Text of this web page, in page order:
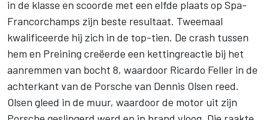
in de klasse en scoorde met een elfde plaats op Spa-
Francorchamps zijn beste resultaat. Tweemaal
kwalificeerde hij zich in de top-tien. De crash tussen
hem en Preining creëerde een kettingreactie bij het
aanremmen van bocht 8, waardoor Ricardo Feller in de
achterkant van de Porsche van Dennis Olsen reed.
Olsen gleed in de muur, waardoor de motor uit zijn